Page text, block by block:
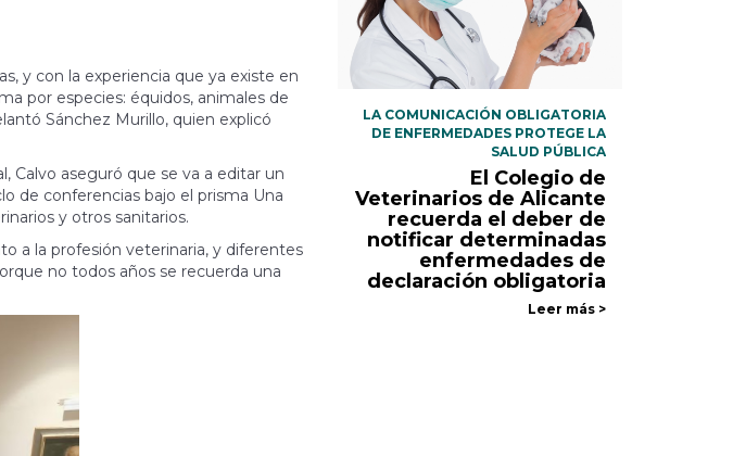
y con la experiencia que ya existe en
por especies: équidos, animales de
Sánchez Murillo, quien explicó
Calvo aseguró que se va a editar un
de conferencias bajo el prisma Una
y otros sanitarios.
a la profesión veterinaria, y diferentes
no todos años se recuerda una
LA COMUNICACIÓN OBLIGATORIA
DE ENFERMEDADES PROTEGE LA
SALUD PÚBLICA
El Colegio de
Veterinarios de Alicante
recuerda el deber de
notificar determinadas
enfermedades de
declaración obligatoria
Leer más >